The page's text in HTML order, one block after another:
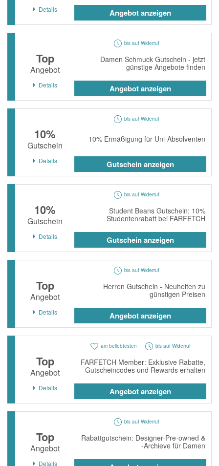
Details Angebot anzeigen
bis auf Widerruf
Top
Angebot
Damen Schmuck Gutschein - jetzt
günstige Angebote finden
Details Angebot anzeigen
bis auf Widerruf
10%
Gutschein
10% Ermäßigung für Uni-Absolventen
Details Gutschein anzeigen
bis auf Widerruf
10%
Gutschein
Student Beans Gutschein: 10%
Studentenrabatt bei FARFETCH
Details Gutschein anzeigen
bis auf Widerruf
Top
Angebot
Herren Gutschein - Neuheiten zu
günstigen Preisen
Details Angebot anzeigen
am beliebtesten bis auf Widerruf
Top
Angebot
FARFETCH Member: Exklusive Rabatte,
Gutscheincodes und Rewards erhalten
Details Angebot anzeigen
bis auf Widerruf
Top
Angebot
Rabattgutschein: Designer-Pre-owned &
-Archieve für Damen
Details